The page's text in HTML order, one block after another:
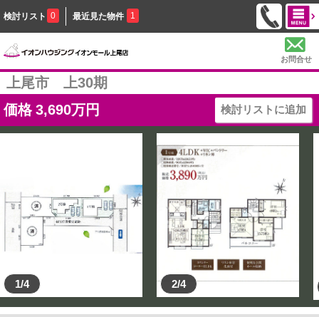
検討リスト 0 最近見た物件 1
お問合せ
上尾市 上30期
価格 3,690万円 検討リストに追加
1/4 2/4